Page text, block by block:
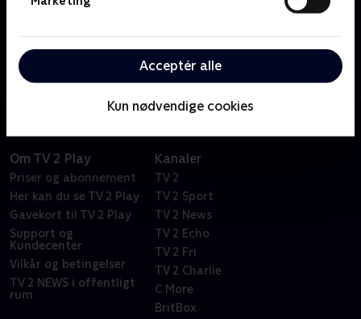
Acceptér alle
Kun nødvendige cookies
uvaner, når vi byder velkommen til livsstilsquizzen
'Lige i skabet'.
Om TV 2 Play
Priser og abonnement
Her kan du se TV 2 Play
Gavekort til TV 2 Play
Support og
Kundecenter
Vilkår og betingelser
TV 2 NEWS i offentligt
rum
Kanaler
TV 2
TV 2 Sport
TV 2 News
TV 2 Echo
TV 2 Fri
TV 2 Charlie
C More
BritBox